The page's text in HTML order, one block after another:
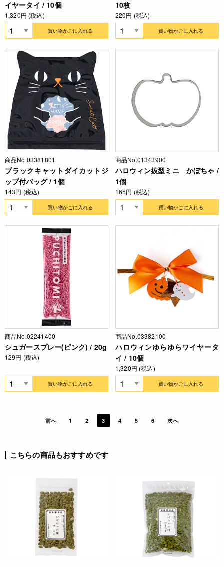
イヤータイ / 10個
1,320円 (税込)
買い物かごに入れる
10枚
220円 (税込)
買い物かごに入れる
商品No.03381801
ブラックキャットダイカットジ
ップ付バッグ / 1個
143円 (税込)
買い物かごに入れる
商品No.01343900
ハロウィン抜型ミニ かぼちゃ /
1個
165円 (税込)
買い物かごに入れる
商品No.02241400
シュガースプレー(ピンク) / 20g
129円 (税込)
買い物かごに入れる
商品No.03382100
ハロウィンゆらゆらワイヤータ
イ / 10個
1,320円 (税込)
買い物かごに入れる
前へ 1 2 3 4 5 6 次へ
こちらの商品もおすすめです